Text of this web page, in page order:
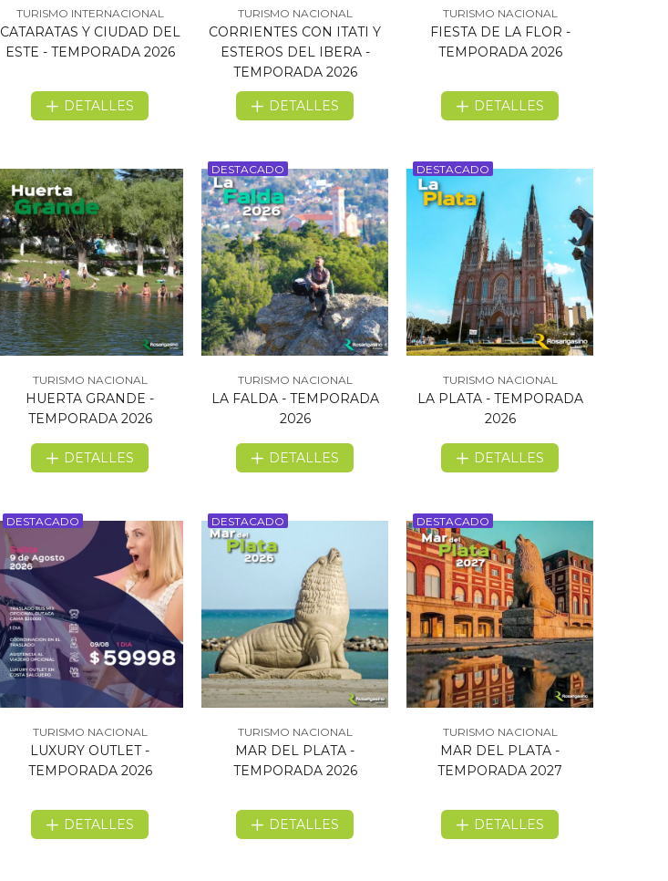
TURISMO INTERNACIONAL
CATARATAS Y CIUDAD DEL
ESTE - TEMPORADA 2026
DETALLES
TURISMO NACIONAL
CORRIENTES CON ITATI Y
ESTEROS DEL IBERA -
TEMPORADA 2026
DETALLES
TURISMO NACIONAL
FIESTA DE LA FLOR -
TEMPORADA 2026
DETALLES
TURISMO NACIONAL
HUERTA GRANDE -
TEMPORADA 2026
DETALLES
DESTACADO
TURISMO NACIONAL
LA FALDA - TEMPORADA
2026
DETALLES
DESTACADO
TURISMO NACIONAL
LA PLATA - TEMPORADA
2026
DETALLES
DESTACADO
TURISMO NACIONAL
LUXURY OUTLET -
TEMPORADA 2026
DETALLES
DESTACADO
TURISMO NACIONAL
MAR DEL PLATA -
TEMPORADA 2026
DETALLES
DESTACADO
TURISMO NACIONAL
MAR DEL PLATA -
TEMPORADA 2027
DETALLES